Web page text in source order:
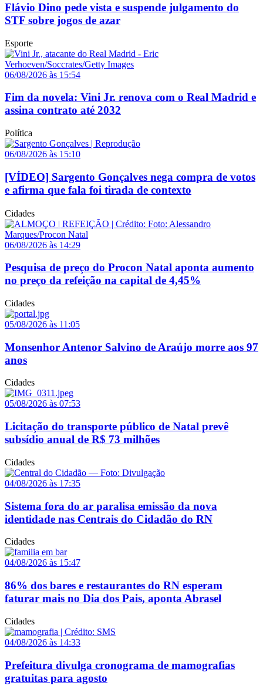
Flávio Dino pede vista e suspende julgamento do
STF sobre jogos de azar
Esporte
06/08/2026 às 15:54
Fim da novela: Vini Jr. renova com o Real Madrid e
assina contrato até 2032
Política
06/08/2026 às 15:10
[VÍDEO] Sargento Gonçalves nega compra de votos
e afirma que fala foi tirada de contexto
Cidades
06/08/2026 às 14:29
Pesquisa de preço do Procon Natal aponta aumento
no preço da refeição na capital de 4,45%
Cidades
05/08/2026 às 11:05
Monsenhor Antenor Salvino de Araújo morre aos 97
anos
Cidades
05/08/2026 às 07:53
Licitação do transporte público de Natal prevê
subsídio anual de R$ 73 milhões
Cidades
04/08/2026 às 17:35
Sistema fora do ar paralisa emissão da nova
identidade nas Centrais do Cidadão do RN
Cidades
04/08/2026 às 15:47
86% dos bares e restaurantes do RN esperam
faturar mais no Dia dos Pais, aponta Abrasel
Cidades
04/08/2026 às 14:33
Prefeitura divulga cronograma de mamografias
gratuitas para agosto